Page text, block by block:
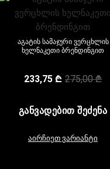
აგატის სამაჯური ვერცხლის
ხელნაკეთი ბრენდინგით
275,00₾
233,75 ₾
ᲒᲐᲜᲕᲐᲓᲔᲑᲘᲗ ᲨᲔᲫᲔᲜᲐ
აირჩიეთ ვარიანტი